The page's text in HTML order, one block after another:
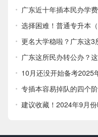
广东这所民办转公办？